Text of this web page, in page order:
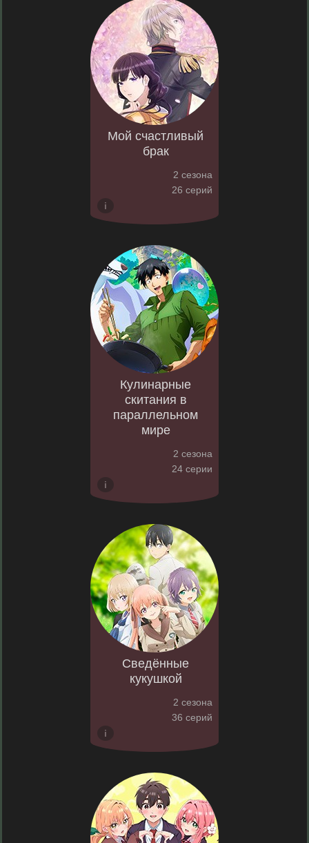
Мой счастливый
брак
2 сезона
26 серий
Кулинарные
скитания в
параллельном
мире
2 сезона
24 серии
Сведённые
кукушкой
2 сезона
36 серий